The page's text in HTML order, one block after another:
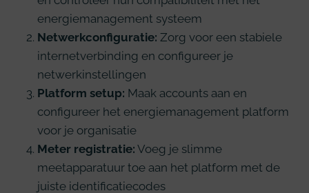
energiemanagement systeem
Netwerkconfiguratie: Zorg voor een stabiele
internetverbinding en configureer je
netwerkinstellingen
Platform setup: Maak accounts aan en
configureer het energiemanagement platform
voor je organisatie
Meter registratie: Voeg je slimme
meetapparatuur toe aan het platform met de
juiste identificatiecodes